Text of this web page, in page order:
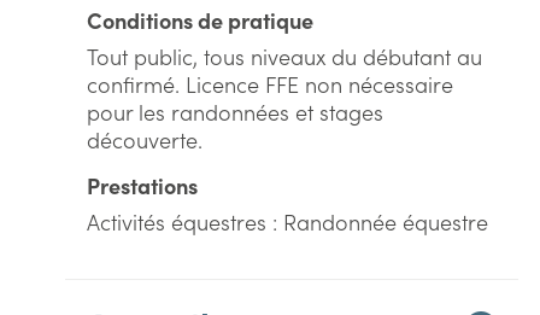
Conditions de pratique
Tout public, tous niveaux du débutant au
confirmé. Licence FFE non nécessaire
pour les randonnées et stages
découverte.
Prestations
Activités équestres : Randonnée équestre